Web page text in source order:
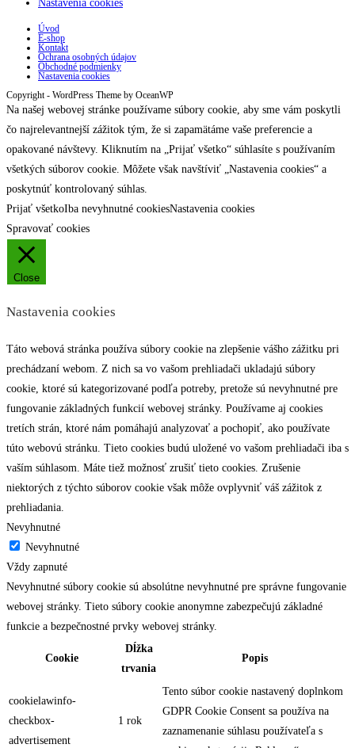
Nastavenia cookies
Úvod
E-shop
Kontakt
Ochrana osobných údajov
Obchodné podmienky
Nastavenia cookies
Copyright - WordPress Theme by OceanWP
Na našej webovej stránke používame súbory cookie, aby sme vám poskytli
čo najrelevantnejší zážitok tým, že si zapamätáme vaše preferencie a
opakované návštevy. Kliknutím na „Prijať všetko“ súhlasíte s používaním
všetkých súborov cookie. Môžete však navštíviť „Nastavenia cookies“ a
poskytnúť kontrolovaný súhlas.
Prijať všetkoIba nevyhnutné cookiesNastavenia cookies
Spravovať cookies
Close
Nastavenia cookies
Táto webová stránka používa súbory cookie na zlepšenie vášho zážitku pri
prechádzaní webom. Z nich sa vo vašom prehliadači ukladajú súbory
cookie, ktoré sú kategorizované podľa potreby, pretože sú nevyhnutné pre
fungovanie základných funkcií webovej stránky. Používame aj cookies
tretích strán, ktoré nám pomáhajú analyzovať a pochopiť, ako používate
túto webovú stránku. Tieto cookies budú uložené vo vašom prehliadači iba s
vaším súhlasom. Máte tiež možnosť zrušiť tieto cookies. Zrušenie
niektorých z týchto súborov cookie však môže ovplyvniť váš zážitok z
prehliadania.
Nevyhnutné
Nevyhnutné
Vždy zapnuté
Nevyhnutné súbory cookie sú absolútne nevyhnutné pre správne fungovanie
webovej stránky. Tieto súbory cookie anonymne zabezpečujú základné
funkcie a bezpečnostné prvky webovej stránky.
Cookie
Dĺžka
trvania
Popis
cookielawinfo-
checkbox-
advertisement
1 rok
Tento súbor cookie nastavený doplnkom
GDPR Cookie Consent sa používa na
zaznamenanie súhlasu používateľa s